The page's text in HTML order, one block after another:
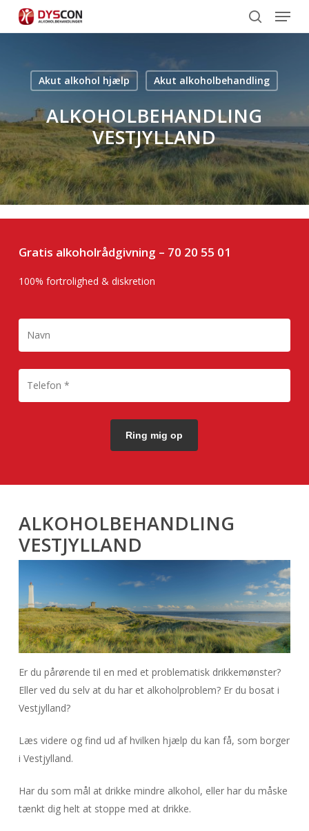
search
Menu
Akut alkohol hjælp Akut alkoholbehandling
ALKOHOLBEHANDLING
VESTJYLLAND
Gratis alkoholrådgivning – 70 20 55 01
100% fortrolighed & diskretion
ALKOHOLBEHANDLING
VESTJYLLAND
Er du pårørende til en med et problematisk drikkemønster?
Eller ved du selv at du har et alkoholproblem? Er du bosat i
Vestjylland?
Læs videre og find ud af hvilken hjælp du kan få, som borger
i Vestjylland.
Har du som mål at drikke mindre alkohol, eller har du måske
tænkt dig helt at stoppe med at drikke.